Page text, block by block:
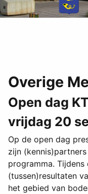
Overige
Open dag
vrijdag 20
Op de open dag
zijn
programma.
(tussen)resultaten
het gebied van